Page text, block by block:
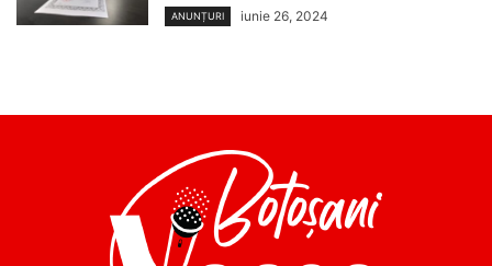
ANUNȚURI iunie 26, 2024